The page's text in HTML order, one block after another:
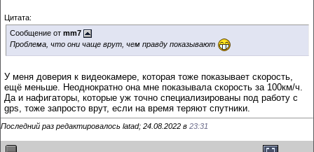
Цитата:
Сообщение от mm7
Проблема, что они чаще врут, чем правду показывают
У меня доверия к видеокамере, которая тоже показывает скорость,
ещё меньше. Неоднократно она мне показывала скорость за 100км/ч.
Да и нафигаторы, которые уж точно специализированы под работу с
gps, тоже запросто врут, если на время теряют спутники.
Последний раз редактировалось latad; 24.08.2022 в 23:31